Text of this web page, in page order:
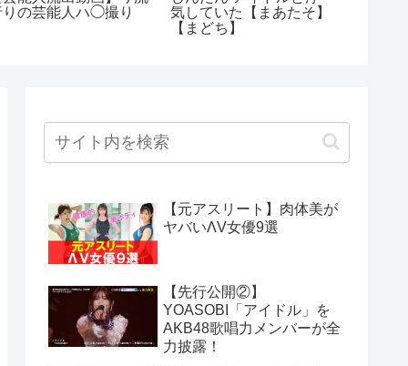
りの芸能人ハ◯撮り
気していた【まあたそ】
【まどち】
【元アスリート】肉体美が
ヤバいΛV女優9選
【先行公開②】
YOASOBI「アイドル」を
AKB48歌唱力メンバーが全
力披露！